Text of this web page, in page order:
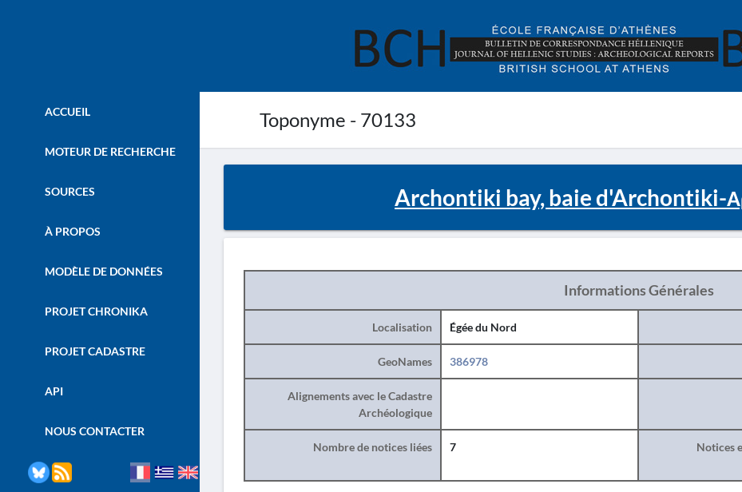
Toponyme - 70133
ACCUEIL
MOTEUR DE RECHERCHE
SOURCES
À PROPOS
MODÈLE DE DONNÉES
PROJET CHRONIKA
PROJET CADASTRE
API
NOUS CONTACTER
Archontiki bay, baie d'Archontiki-
Informations Générales
Localisation Égée du Nord
GeoNames 386978
Alignements avec le Cadastre
Archéologique
Nombre de notices liées 7 Notices